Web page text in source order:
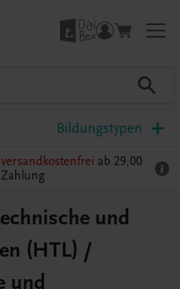
Bildungstypen
ab 29,00
und
(HTL) /
und